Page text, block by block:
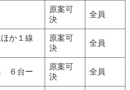
原案可
決
全員
か１線
原案可
決
全員
６台ー
原案可
決
全員